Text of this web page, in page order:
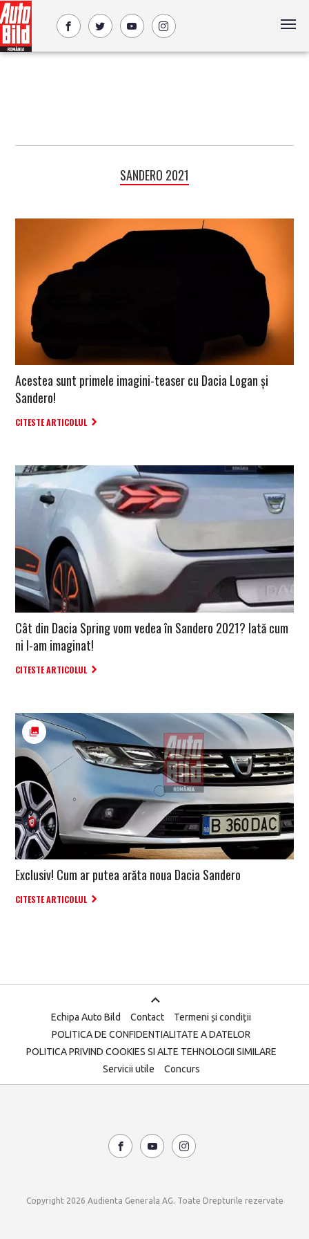
SANDERO 2021
Acestea sunt primele imagini-teaser cu Dacia Logan și
Sandero!
CITESTE ARTICOLUL
Cât din Dacia Spring vom vedea în Sandero 2021? Iată cum
ni l-am imaginat!
CITESTE ARTICOLUL
Exclusiv! Cum ar putea arăta noua Dacia Sandero
CITESTE ARTICOLUL
Echipa Auto Bild Contact
Termeni și condiții
POLITICA DE CONFIDENTIALITATE A DATELOR
POLITICA PRIVIND COOKIES SI ALTE TEHNOLOGII SIMILARE
Servicii utile
Concurs
Copyright 2026 Audienta Generala AG. Toate Drepturile rezervate